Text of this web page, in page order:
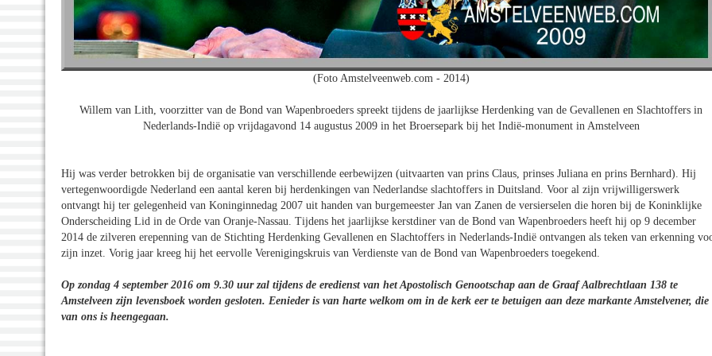
(Foto Amstelveenweb.com - 2014)
Willem van Lith, voorzitter van de Bond van Wapenbroeders spreekt tijdens de jaarlijkse Herdenking van de Gevallenen en Slachtoffers in
Nederlands-Indië op vrijdagavond 14 augustus 2009 in het Broersepark bij het Indië-monument in Amstelveen
Hij was verder betrokken bij de organisatie van verschillende eerbewijzen (uitvaarten van prins Claus, prinses Juliana en prins Bernhard). Hij
vertegenwoordigde Nederland een aantal keren bij herdenkingen van Nederlandse slachtoffers in Duitsland. Voor al zijn vrijwilligerswerk
ontvangt hij ter gelegenheid van Koninginnedag 2007 uit handen van burgemeester Jan van Zanen de versierselen die horen bij de Koninklijke
Onderscheiding Lid in de Orde van Oranje-Nassau. Tijdens het jaarlijkse kerstdiner van de Bond van Wapenbroeders heeft hij op 9 december
2014 de zilveren erepenning van de Stichting Herdenking Gevallenen en Slachtoffers in Nederlands-Indië ontvangen als teken van erkenning
zijn inzet. Vorig jaar kreeg hij het eervolle Verenigingskruis van Verdienste van de Bond van Wapenbroeders toegekend.
Op zondag 4 september 2016 om 9.30 uur zal tijdens de eredienst van het Apostolisch Genootschap aan de Graaf Aalbrechtlaan 138 te
Amstelveen zijn levensboek worden gesloten. Eenieder is van harte welkom om in de kerk eer te betuigen aan deze markante Amstelvener, die
van ons is heengegaan.